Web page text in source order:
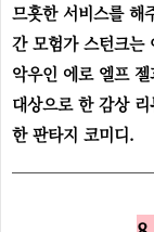
므흣한 서비스를 해
간 모험가 스턴크는
악우인 에로 엘프
대상으로 한 감상
한 판타지 코미디.